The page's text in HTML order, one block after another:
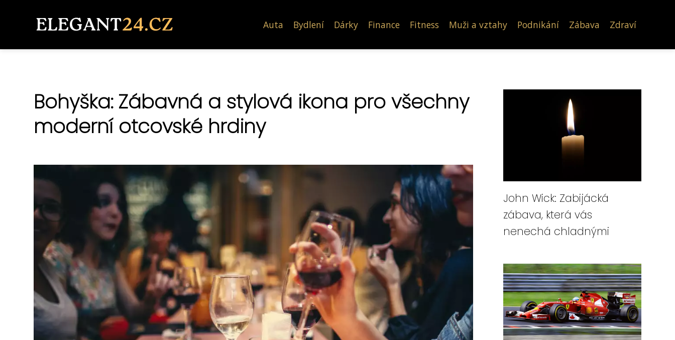
Auta Bydlení Dárky Finance Fitness Muži a vztahy Podnikání Zábava Zdraví
Bohyška: Zábavná a stylová ikona pro všechny
moderní otcovské hrdiny
John Wick: Zabijácká
zábava, která vás
nenechá chladnými